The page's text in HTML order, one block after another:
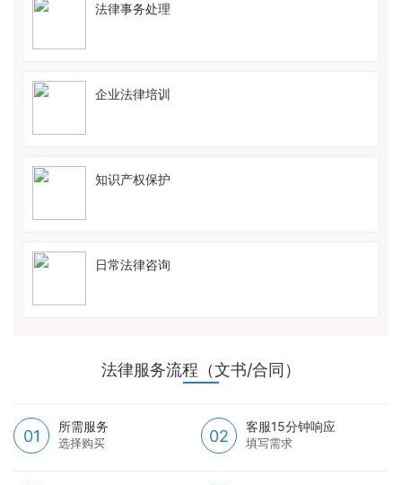
法律事务处理
企业法律培训
知识产权保护
日常法律咨询
法律服务流程（文书/合同）
01
所需服务
选择购买 02
客服15分钟响应
填写需求